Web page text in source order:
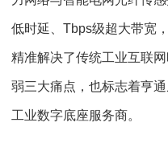
低时延、 Tbps级超大带宽
精准解决了传统工业互联
弱三大痛点，也标志着亨
工业数字底座服务商。